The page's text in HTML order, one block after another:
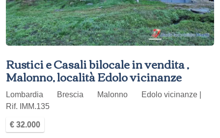
Rustici e Casali bilocale in vendita ,
Malonno, località Edolo vicinanze
Lombardia Brescia Malonno
Edolo vicinanze |
Rif. IMM.135
€ 32.000